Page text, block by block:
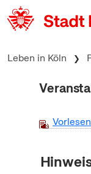
zum Inhalt springen
Leben in Köln